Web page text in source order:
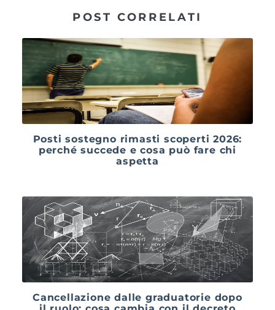
POST CORRELATI
Posti sostegno rimasti scoperti 2026:
perché succede e cosa può fare chi
aspetta
Cancellazione dalle graduatorie dopo